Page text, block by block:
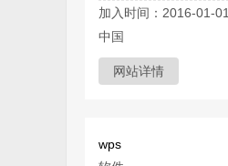
加入时间：2016-01-01
中国
网站详情
wps